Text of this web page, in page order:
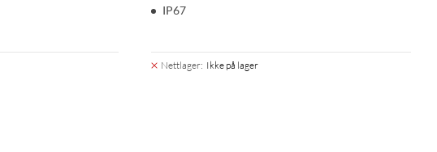
IP67
Nettlager: Ikke på lager